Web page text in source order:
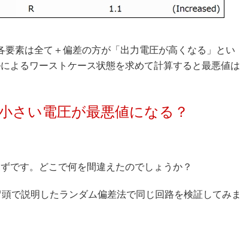
素は全て＋偏差の方が「出力電圧が高くなる」とい
よるワーストケース状態を求めて計算すると最悪値は
い電圧が最悪値になる？
です。どこで何を間違えたのでしょうか？
で説明したランダム偏差法で同じ回路を検証してみま